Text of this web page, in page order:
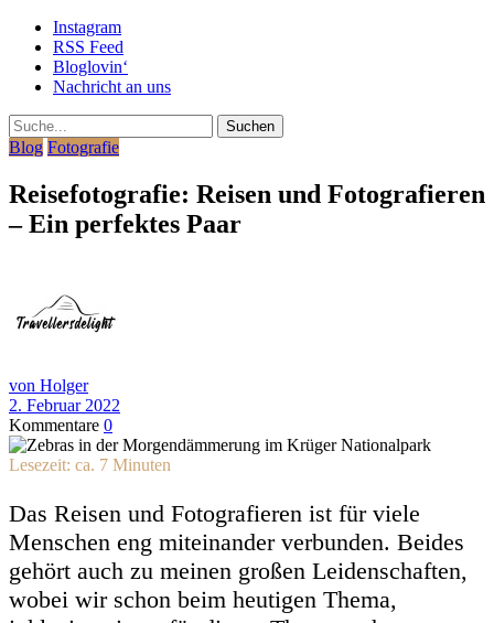
Instagram
RSS Feed
Bloglovin‘
Nachricht an uns
Suche
Blog Fotografie
Reisefotografie: Reisen und Fotografieren
– Ein perfektes Paar
von Holger
2. Februar 2022
Kommentare 0
Lesezeit: ca. 7 Minuten
Das Reisen und Fotografieren ist für viele
Menschen eng miteinander verbunden. Beides
gehört auch zu meinen großen Leidenschaften,
wobei wir schon beim heutigen Thema,